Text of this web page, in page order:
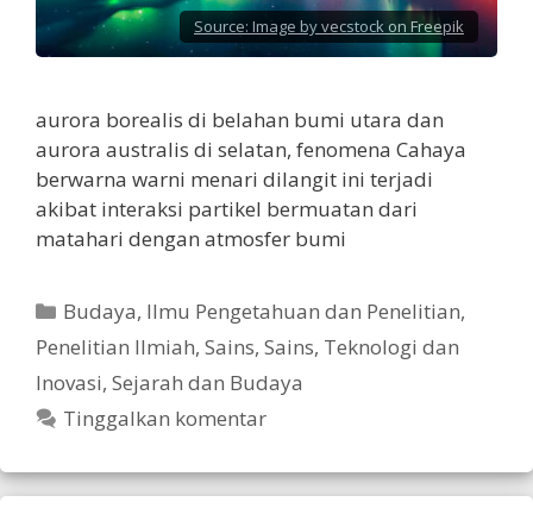
Source: Image by vecstock on Freepik
aurora borealis di belahan bumi utara dan
aurora australis di selatan, fenomena Cahaya
berwarna warni menari dilangit ini terjadi
akibat interaksi partikel bermuatan dari
matahari dengan atmosfer bumi
Kategori
Budaya, Ilmu Pengetahuan dan Penelitian,
Penelitian Ilmiah, Sains, Sains, Teknologi dan
Inovasi, Sejarah dan Budaya
Tinggalkan komentar